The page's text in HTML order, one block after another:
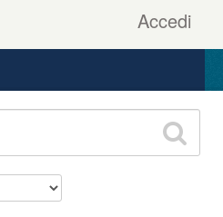
Accedi